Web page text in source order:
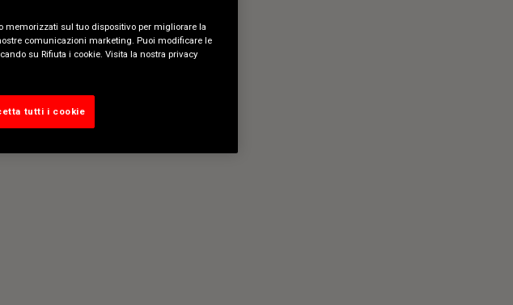
memorizzati sul tuo dispositivo per migliorare la
comunicazioni marketing. Puoi modificare le
su Rifiuta i cookie. Visita la nostra privacy
tutti i cookie